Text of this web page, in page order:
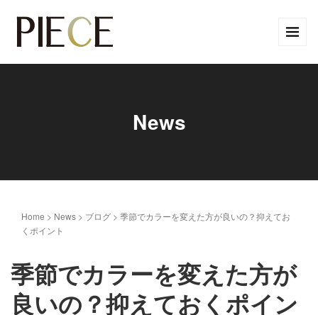
News
Home > News > ブログ > 季節でカラーを変えた方が良いの？抑えてお
くポイント
季節でカラーを変えた方が
良いの？抑えておくポイン